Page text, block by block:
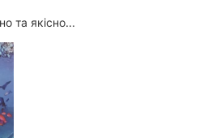
та якісно...